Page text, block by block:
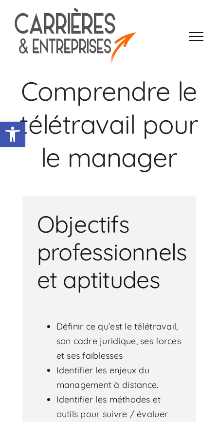
Ouvrir la barre d’outils
contenu
Comprendre le
télétravail pour
le manager
Objectifs
professionnels
et aptitudes
Définir ce qu’est le télétravail,
son cadre juridique, ses forces
et ses faiblesses
Identifier les enjeux du
management à distance.
Identifier les méthodes et
outils pour suivre / évaluer